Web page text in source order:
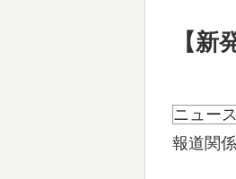
【
ニュー
報道関